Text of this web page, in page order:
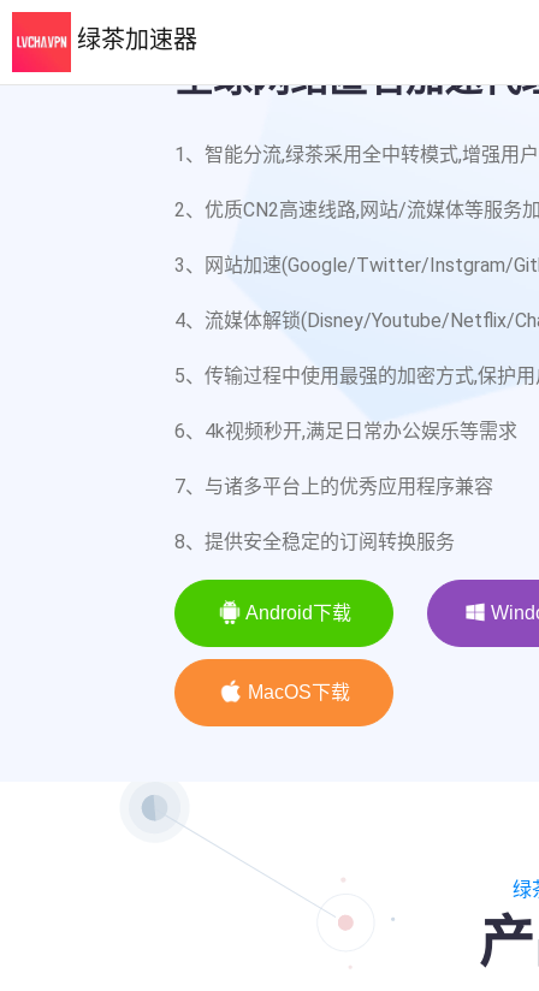
绿茶加速器
全球网络匿名加速代
1、智能分流,绿茶采用全中转模式,增强用
2、优质CN2高速线路,网站/流媒体等服务
3、网站加速(Google/Twitter/Instgram/
4、流媒体解锁(Disney/Youtube/Netflix/
5、传输过程中使用最强的加密方式,保护
6、4k视频秒开,满足日常办公娱乐等需求
7、与诸多平台上的优秀应用程序兼容
8、提供安全稳定的订阅转换服务
Android下载
MacOS下载
绿